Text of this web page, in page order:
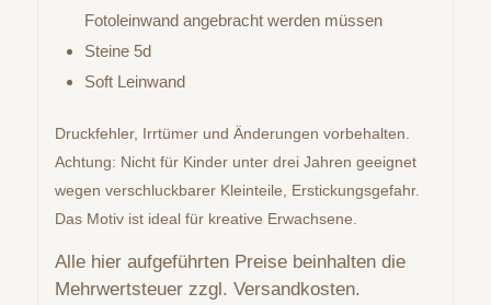
Fotoleinwand angebracht werden müssen
Steine 5d
Soft Leinwand
Druckfehler, Irrtümer und Änderungen vorbehalten.
Achtung: Nicht für Kinder unter drei Jahren geeignet
wegen verschluckbarer Kleinteile, Erstickungsgefahr.
Das Motiv ist ideal für kreative Erwachsene.
Alle hier aufgeführten Preise beinhalten die
Mehrwertsteuer zzgl. Versandkosten.